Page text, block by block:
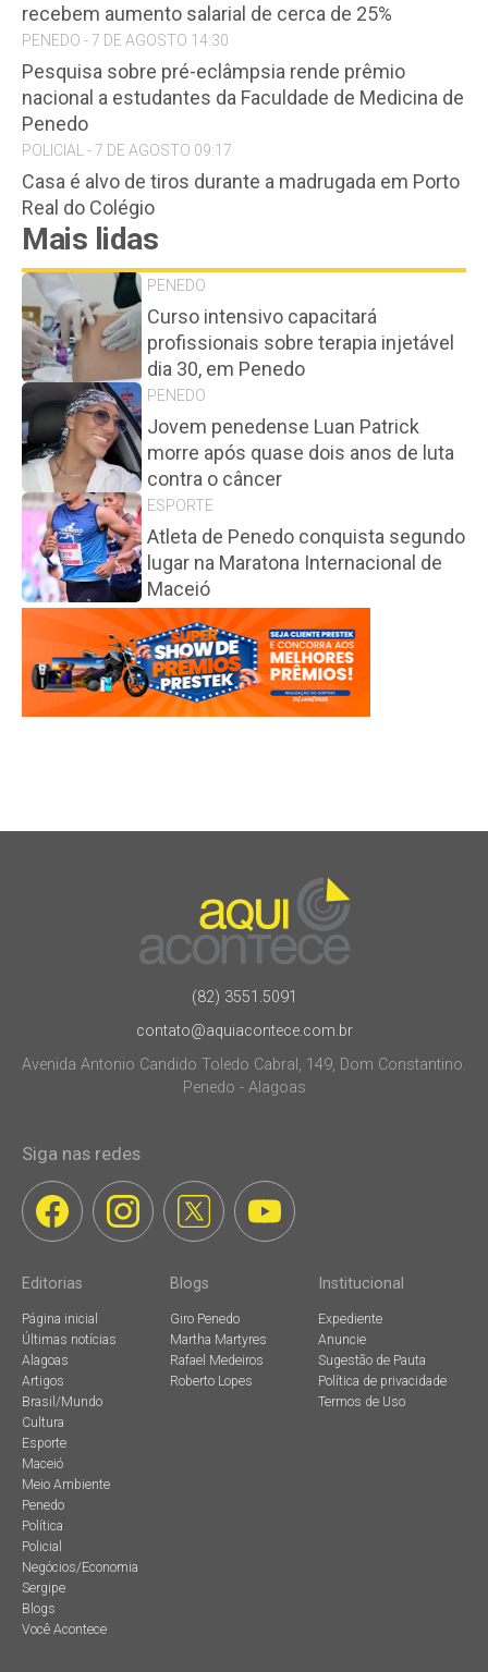
recebem aumento salarial de cerca de 25%
PENEDO - 7 DE AGOSTO 14:30
Pesquisa sobre pré-eclâmpsia rende prêmio
nacional a estudantes da Faculdade de Medicina de
Penedo
POLICIAL - 7 DE AGOSTO 09:17
Casa é alvo de tiros durante a madrugada em Porto
Real do Colégio
Mais lidas
PENEDO
Curso intensivo capacitará
profissionais sobre terapia injetável
dia 30, em Penedo
PENEDO
Jovem penedense Luan Patrick
morre após quase dois anos de luta
contra o câncer
ESPORTE
Atleta de Penedo conquista segundo
lugar na Maratona Internacional de
Maceió
(82) 3551.5091
contato@aquiacontece.com.br
Avenida Antonio Candido Toledo Cabral, 149, Dom Constantino.
Penedo - Alagoas
Siga nas redes
Editorias
Página inicial
Últimas notícias
Alagoas
Artigos
Brasil/Mundo
Cultura
Esporte
Maceió
Meio Ambiente
Penedo
Política
Policial
Negócios/Economia
Sergipe
Blogs
Você Acontece
Blogs
Giro Penedo
Martha Martyres
Rafael Medeiros
Roberto Lopes
Institucional
Expediente
Anuncie
Sugestão de Pauta
Política de privacidade
Termos de Uso